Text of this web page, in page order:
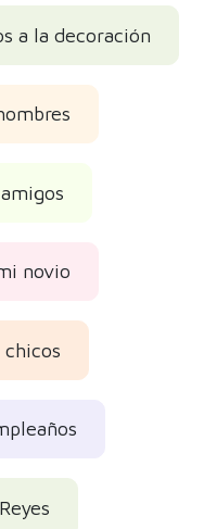
a la decoración
novio
chicos